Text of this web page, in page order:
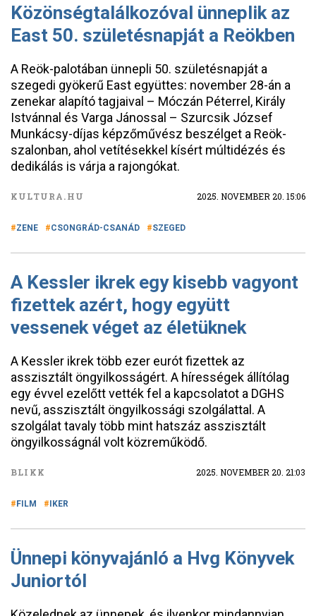
Közönségtalálkozóval ünneplik az
East 50. születésnapját a Reökben
A Reök-palotában ünnepli 50. születésnapját a
szegedi gyökerű East együttes: november 28-án a
zenekar alapító tagjaival – Móczán Péterrel, Király
Istvánnal és Varga Jánossal – Szurcsik József
Munkácsy-díjas képzőművész beszélget a Reök-
szalonban, ahol vetítésekkel kísért múltidézés és
dedikálás is várja a rajongókat.
KULTURA.HU 2025. NOVEMBER 20. 15:06
ZENE CSONGRÁD-CSANÁD SZEGED
A Kessler ikrek egy kisebb vagyont
fizettek azért, hogy együtt
vessenek véget az életüknek
A Kessler ikrek több ezer eurót fizettek az
asszisztált öngyilkosságért. A hírességek állítólag
egy évvel ezelőtt vették fel a kapcsolatot a DGHS
nevű, asszisztált öngyilkossági szolgálattal. A
szolgálat tavaly több mint hatszáz asszisztált
öngyilkosságnál volt közreműködő.
BLIKK 2025. NOVEMBER 20. 21:03
FILM IKER
Ünnepi könyvajánló a Hvg Könyvek
Juniortól